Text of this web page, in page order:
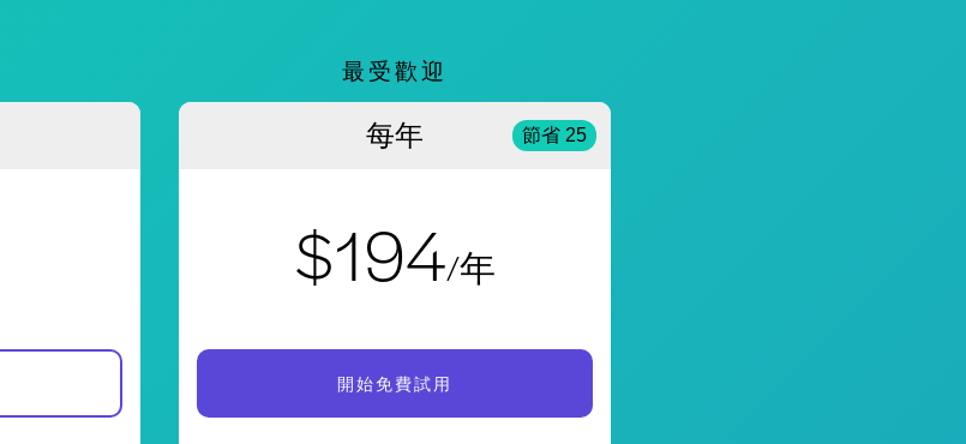
最受歡迎
每年 節省 25
$194/年
開始免費試用